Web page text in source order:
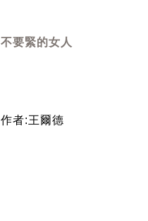
不要緊的女人
作者:王爾德